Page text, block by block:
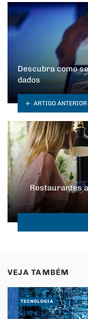
Descubra como
dados
ARTIGO ANTERIOR
Restaurantes
VEJA TAMBÉM
TECNOLOGIA